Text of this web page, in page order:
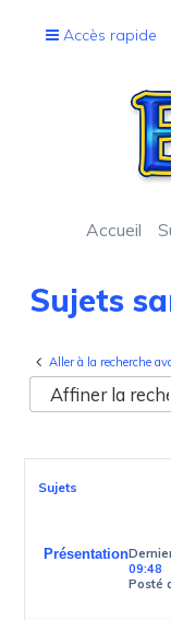
Accès rapide
Accueil
Sujets
Aller à la recherche
Sujets
Présentation
09:48
Posté